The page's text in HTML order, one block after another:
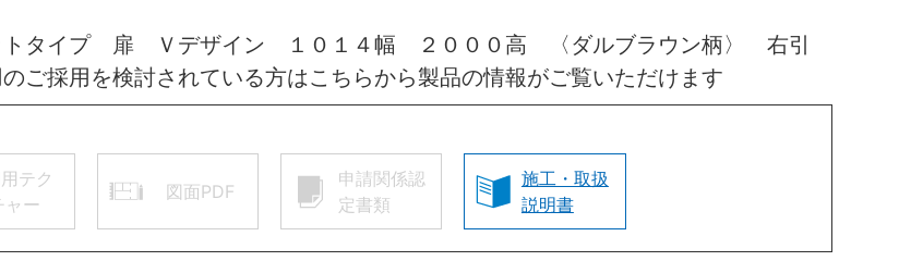
トタイプ 扉 Ｖデザイン １０１４幅 ２０００高 〈ダルブラウン柄〉 右引
採用を検討されている方はこちらから製品の情報がご覧いただけます
テク
ャー
図面PDF
申請関係認
定書類
施工・取扱
説明書